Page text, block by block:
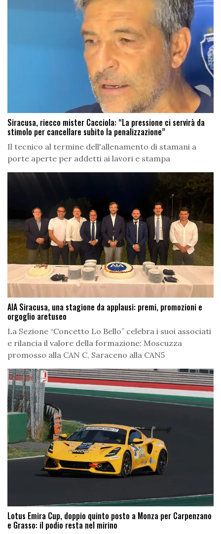
Siracusa, riecco mister Cacciola: “La pressione ci servirà da
stimolo per cancellare subito la penalizzazione”
Il tecnico al termine dell'allenamento di stamani a
porte aperte per addetti ai lavori e stampa
AIA Siracusa, una stagione da applausi: premi, promozioni e
orgoglio aretuseo
La Sezione “Concetto Lo Bello” celebra i suoi associati
e rilancia il valore della formazione: Moscuzza
promosso alla CAN C, Saraceno alla CAN5
Lotus Emira Cup, doppio quinto posto a Monza per Carpenzano
e Grasso: il podio resta nel mirino